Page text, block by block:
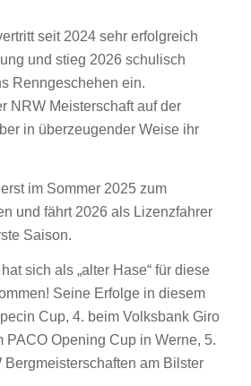
seit 2024 sehr erfolgreich
und stieg 2026 schulisch
Renngeschehen ein.
NRW Meisterschaft auf der
in überzeugender Weise ihr
im Sommer 2025 zum
und fährt 2026 als Lizenzfahrer
Saison.
sich als „alter Hase“ für diese
Seine Erfolge in diesem
Cup, 4. beim Volksbank Giro
PACO Opening Cup in Werne, 5.
Bergmeisterschaften am Bilster